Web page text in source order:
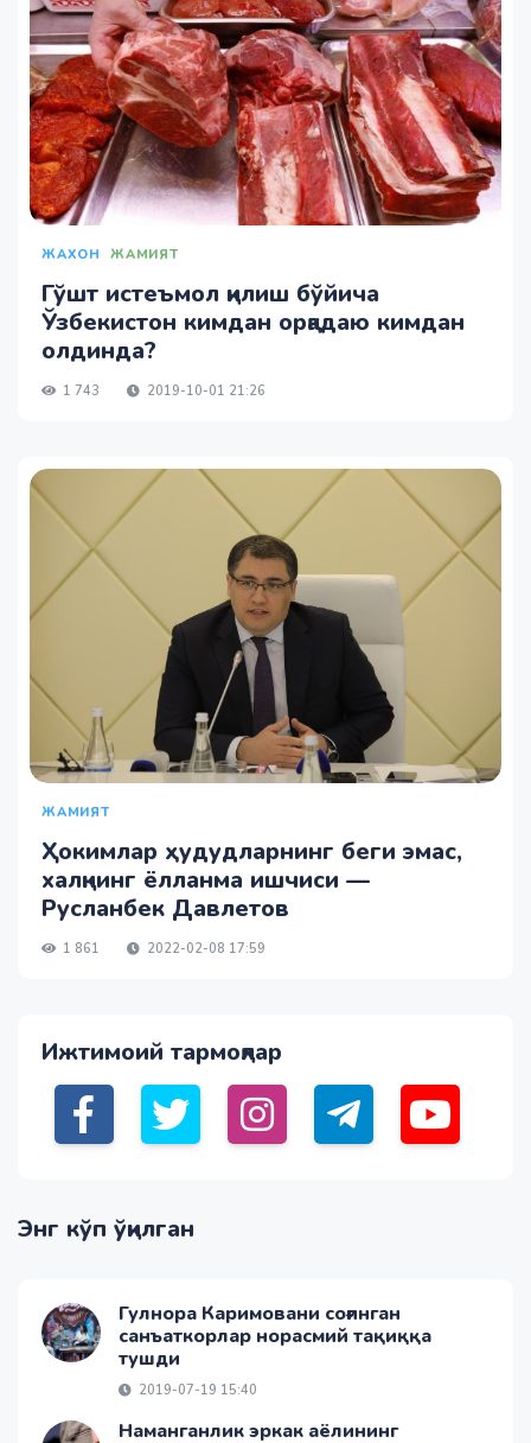
ЖАХОН ЖАМИЯТ
Гўшт истеъмол қилиш бўйича
Ўзбекистон кимдан орқадаю кимдан
олдинда?
1 743 2019-10-01 21:26
ЖАМИЯТ
Ҳокимлар ҳудудларнинг беги эмас,
халқнинг ёлланма ишчиси —
Русланбек Давлетов
1 861 2022-02-08 17:59
Ижтимоий тармоқлар
Энг кўп ўқилган
Гулнора Каримовани соғинган
санъаткорлар норасмий тақиққа
тушди
2019-07-19 15:40
Наманганлик эркак аёлининг